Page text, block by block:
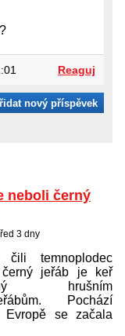
Reaguj
nový příspěvek
neboli černý
3 dny
čili temnoplodec
jeřáb je keř
hrušním
Pochází
se začala